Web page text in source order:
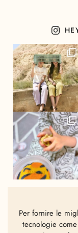
Per fornire le
tecnologie